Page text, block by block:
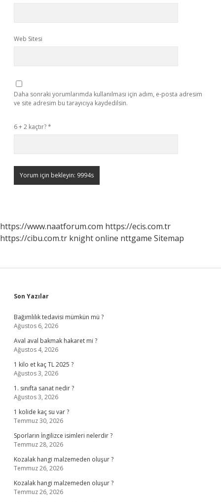
Web Sitesi
Daha sonraki yorumlarımda kullanılması için adım, e-posta adresim
ve site adresim bu tarayıcıya kaydedilsin.
6 + 2 kaçtır?*
https://www.naatforum.com https://ecis.com.tr
https://cibu.com.tr knight online nttgame Sitemap
Sidebar
Son Yazılar
Bağımlılık tedavisi mümkün mü ?
Ağustos 6, 2026
Aval aval bakmak hakaret mi ?
Ağustos 4, 2026
1 kilo et kaç TL 2025 ?
Ağustos 3, 2026
1. sınıfta sanat nedir ?
Ağustos 3, 2026
1 kolide kaç su var ?
Temmuz 30, 2026
Sporların İngilizce isimleri nelerdir ?
Temmuz 28, 2026
Kozalak hangi malzemeden oluşur ?
Temmuz 26, 2026
Kozalak hangi malzemeden oluşur ?
Temmuz 26, 2026